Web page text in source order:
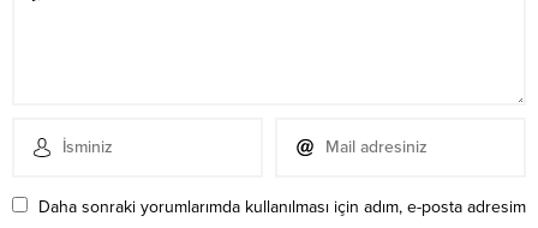
Daha sonraki yorumlarımda kullanılması için adım, e-posta adresim